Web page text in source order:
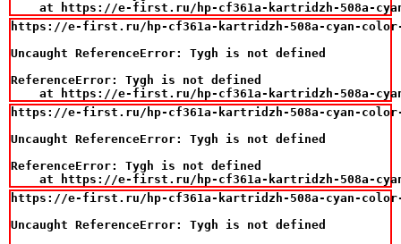
at https://e-first.ru/hp-cf361a-kartridzh-508a-
https://e-first.ru/hp-cf361a-kartridzh-508a-cyan-color-
Uncaught ReferenceError: Tygh is not defined
ReferenceError: Tygh is not defined
at https://e-first.ru/hp-cf361a-kartridzh-508a-
https://e-first.ru/hp-cf361a-kartridzh-508a-cyan-color-
Uncaught ReferenceError: Tygh is not defined
ReferenceError: Tygh is not defined
at https://e-first.ru/hp-cf361a-kartridzh-508a-
https://e-first.ru/hp-cf361a-kartridzh-508a-cyan-color-
Uncaught ReferenceError: Tygh is not defined